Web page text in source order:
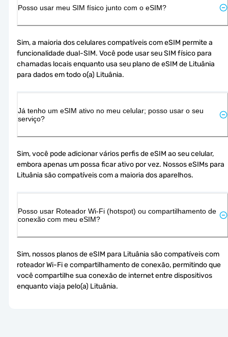
Posso usar meu SIM físico junto com o eSIM?
Sim, a maioria dos celulares compatíveis com eSIM permite a
funcionalidade dual-SIM. Você pode usar seu SIM físico para
chamadas locais enquanto usa seu plano de eSIM de Lituânia
para dados em todo o(a) Lituânia.
Já tenho um eSIM ativo no meu celular; posso usar o seu
serviço?
Sim, você pode adicionar vários perfis de eSIM ao seu celular,
embora apenas um possa ficar ativo por vez. Nossos eSIMs para
Lituânia são compatíveis com a maioria dos aparelhos.
Posso usar Roteador Wi-Fi (hotspot) ou compartilhamento de
conexão com meu eSIM?
Sim, nossos planos de eSIM para Lituânia são compatíveis com
roteador Wi-Fi e compartilhamento de conexão, permitindo que
você compartilhe sua conexão de internet entre dispositivos
enquanto viaja pelo(a) Lituânia.